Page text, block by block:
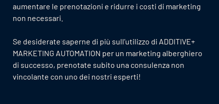
aumentare le prenotazioni e ridurre i costi di marketing
non necessari.
Se desiderate saperne di più sull’utilizzo di ADDITIVE+
MARKETING AUTOMATION per un marketing alberghiero
di successo, prenotate subito una consulenza non
vincolante con uno dei nostri esperti!